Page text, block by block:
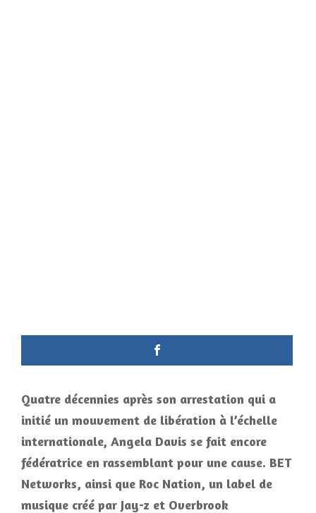
Quatre décennies après son arrestation qui a
initié un mouvement de libération à l’échelle
internationale, Angela Davis se fait encore
fédératrice en rassemblant pour une cause. BET
Networks, ainsi que Roc Nation, un label de
musique créé par Jay-z et Overbrook